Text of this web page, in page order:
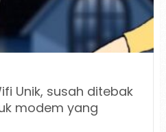
Unik, susah ditebak
modem yang